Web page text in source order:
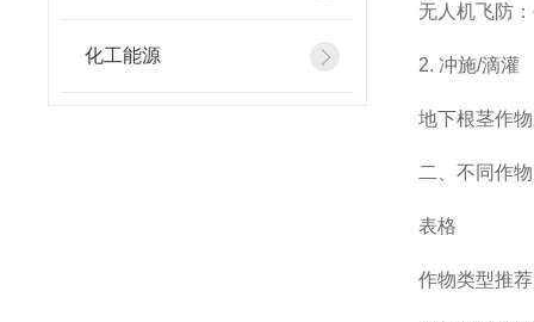
化工能源
无人机飞防
2. 冲施/滴灌
地下根茎作
二、不同作
表格
作物类型推